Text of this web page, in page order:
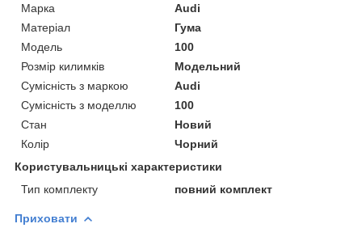
Марка
Audi
Матеріал
Гума
Модель
100
Розмір килимків
Модельний
Сумісність з маркою
Audi
Сумісність з моделлю
100
Стан
Новий
Колір
Чорний
Користувальницькі характеристики
Тип комплекту
повний комплект
Приховати